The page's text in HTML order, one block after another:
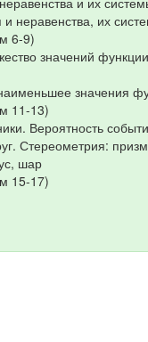
неравенства, их
6-9)
значений функции
значения
11-13)
Вероятность
Стереометрия:
шар
15-17)